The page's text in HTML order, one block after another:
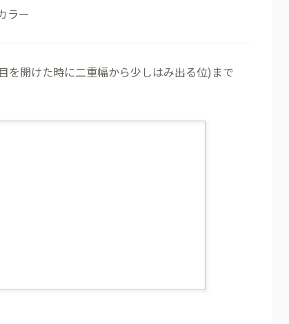
ラー
を開けた時に二重幅から少しはみ出る位)まで